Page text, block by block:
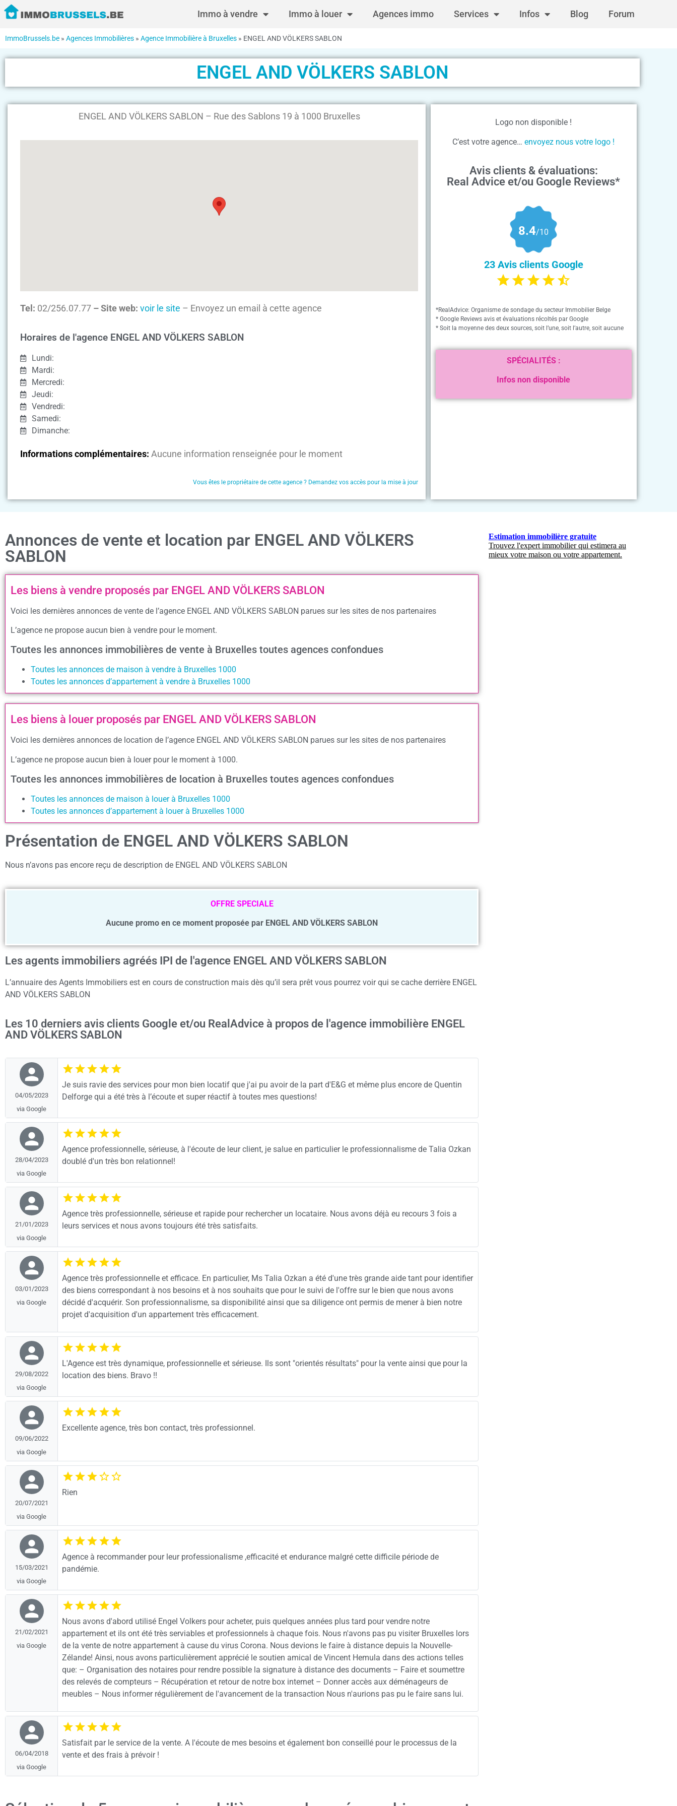
Immo à vendre Immo à louer Agences immo Services Infos Blog Forum
ImmoBrussels.be » Agences Immobilières » Agence Immobilière à Bruxelles » ENGEL AND VÖLKERS SABLON
ENGEL AND VÖLKERS SABLON
ENGEL AND VÖLKERS SABLON – Rue des Sablons 19 à 1000 Bruxelles
Tel: 02/256.07.77 – Site web: voir le site – Envoyez un email à cette agence
Horaires de l'agence ENGEL AND VÖLKERS SABLON
Lundi:
Mardi:
Mercredi:
Jeudi:
Vendredi:
Samedi:
Dimanche:
Informations complémentaires: Aucune information renseignée pour le moment
Vous êtes le propriétaire de cette agence ? Demandez vos accès pour la mise à jour
Logo non disponible !
C’est votre agence…envoyez nous votre logo !
Avis clients & évaluations:
Real Advice et/ou Google Reviews*
8.4/10
23 Avis clients Google
*RealAdvice: Organisme de sondage du secteur Immobilier Belge
* Google Reviews avis et évaluations récoltés par Google
* Soit la moyenne des deux sources, soit l’une, soit l’autre, soit aucune
SPÉCIALITÉS :
Infos non disponible
Annonces de vente et location par ENGEL AND VÖLKERS
SABLON
Les biens à vendre proposés par ENGEL AND VÖLKERS SABLON
Voici les dernières annonces de vente de l’agence ENGEL AND VÖLKERS SABLON parues sur les sites de nos partenaires
L’agence ne propose aucun bien à vendre pour le moment.
Toutes les annonces immobilières de vente à Bruxelles toutes agences confondues
Toutes les annonces de maison à vendre à Bruxelles 1000
Toutes les annonces d’appartement à vendre à Bruxelles 1000
Les biens à louer proposés par ENGEL AND VÖLKERS SABLON
Voici les dernières annonces de location de l’agence ENGEL AND VÖLKERS SABLON parues sur les sites de nos partenaires
L’agence ne propose aucun bien à louer pour le moment à 1000.
Toutes les annonces immobilières de location à Bruxelles toutes agences confondues
Toutes les annonces de maison à louer à Bruxelles 1000
Toutes les annonces d’appartement à louer à Bruxelles 1000
Présentation de ENGEL AND VÖLKERS SABLON
Nous n’avons pas encore reçu de description de ENGEL AND VÖLKERS SABLON
OFFRE SPECIALE
Aucune promo en ce moment proposée par ENGEL AND VÖLKERS SABLON
Les agents immobiliers agréés IPI de l'agence ENGEL AND VÖLKERS SABLON
L’annuaire des Agents Immobiliers est en cours de construction mais dès qu’il sera prêt vous pourrez voir qui se cache derrière ENGEL
AND VÖLKERS SABLON
Les 10 derniers avis clients Google et/ou RealAdvice à propos de l'agence immobilière ENGEL
AND VÖLKERS SABLON
04/05/2023
via Google
Je suis ravie des services pour mon bien locatif que j'ai pu avoir de la part d'E&G et même plus encore de Quentin
Delforge qui a été très à l’écoute et super réactif à toutes mes questions!
28/04/2023
via Google
Agence professionnelle, sérieuse, à l'écoute de leur client, je salue en particulier le professionnalisme de Talia Ozkan
doublé d'un très bon relationnel!
21/01/2023
via Google
Agence très professionnelle, sérieuse et rapide pour rechercher un locataire. Nous avons déjà eu recours 3 fois a
leurs services et nous avons toujours été très satisfaits.
03/01/2023
via Google
Agence très professionnelle et efficace. En particulier, Ms Talia Ozkan a été d'une très grande aide tant pour identifier
des biens correspondant à nos besoins et à nos souhaits que pour le suivi de l'offre sur le bien que nous avons
décidé d'acquérir. Son professionnalisme, sa disponibilité ainsi que sa diligence ont permis de mener à bien notre
projet d'acquisition d'un appartement très efficacement.
29/08/2022
via Google
L'Agence est très dynamique, professionnelle et sérieuse. Ils sont "orientés résultats" pour la vente ainsi que pour la
location des biens. Bravo !!
09/06/2022
via Google
Excellente agence, très bon contact, très professionnel.
20/07/2021
via Google
Rien
15/03/2021
via Google
Agence à recommander pour leur professionalisme ,efficacité et endurance malgré cette difficile période de
pandémie.
21/02/2021
via Google
Nous avons d'abord utilisé Engel Volkers pour acheter, puis quelques années plus tard pour vendre notre
appartement et ils ont été très serviables et professionnels à chaque fois. Nous n'avons pas pu visiter Bruxelles lors
de la vente de notre appartement à cause du virus Corona. Nous devions le faire à distance depuis la Nouvelle-
Zélande! Ainsi, nous avons particulièrement apprécié le soutien amical de Vincent Hemula dans des actions telles
que: – Organisation des notaires pour rendre possible la signature à distance des documents – Faire et soumettre
des relevés de compteurs – Récupération et retour de notre box internet – Donner accès aux déménageurs de
meubles – Nous informer régulièrement de l'avancement de la transaction Nous n'aurions pas pu le faire sans lui.
06/04/2018
via Google
Satisfait par le service de la vente. A l'écoute de mes besoins et également bon conseillé pour le processus de la
vente et des frais à prévoir !